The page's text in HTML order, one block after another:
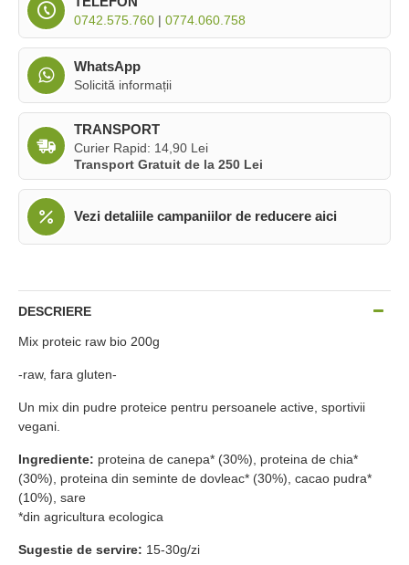
0742.575.760 | 0774.060.758
WhatsApp
Solicită informații
TRANSPORT
Curier Rapid: 14,90 Lei
Transport Gratuit de la 250 Lei
Vezi detaliile campaniilor de reducere aici
DESCRIERE
Mix proteic raw bio 200g
-raw, fara gluten-
Un mix din pudre proteice pentru persoanele active, sportivii
vegani.
Ingrediente: proteina de canepa* (30%), proteina de chia*
(30%), proteina din seminte de dovleac* (30%), cacao pudra*
(10%), sare
*din agricultura ecologica
Sugestie de servire: 15-30g/zi